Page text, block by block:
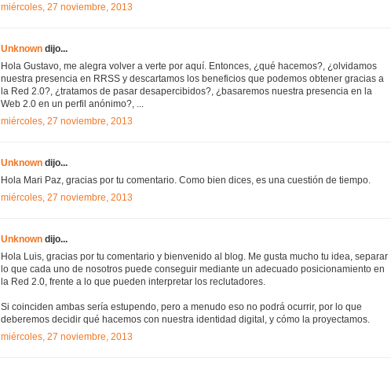
miércoles, 27 noviembre, 2013
Unknown dijo...
Hola Gustavo, me alegra volver a verte por aquí. Entonces, ¿qué hacemos?, ¿olvidamos
nuestra presencia en RRSS y descartamos los beneficios que podemos obtener gracias a
la Red 2.0?, ¿tratamos de pasar desapercibidos?, ¿basaremos nuestra presencia en la
Web 2.0 en un perfil anónimo?, ...
miércoles, 27 noviembre, 2013
Unknown dijo...
Hola Mari Paz, gracias por tu comentario. Como bien dices, es una cuestión de tiempo.
miércoles, 27 noviembre, 2013
Unknown dijo...
Hola Luis, gracias por tu comentario y bienvenido al blog. Me gusta mucho tu idea, separar
lo que cada uno de nosotros puede conseguir mediante un adecuado posicionamiento en
la Red 2.0, frente a lo que pueden interpretar los reclutadores.
Si coinciden ambas sería estupendo, pero a menudo eso no podrá ocurrir, por lo que
deberemos decidir qué hacemos con nuestra identidad digital, y cómo la proyectamos.
miércoles, 27 noviembre, 2013